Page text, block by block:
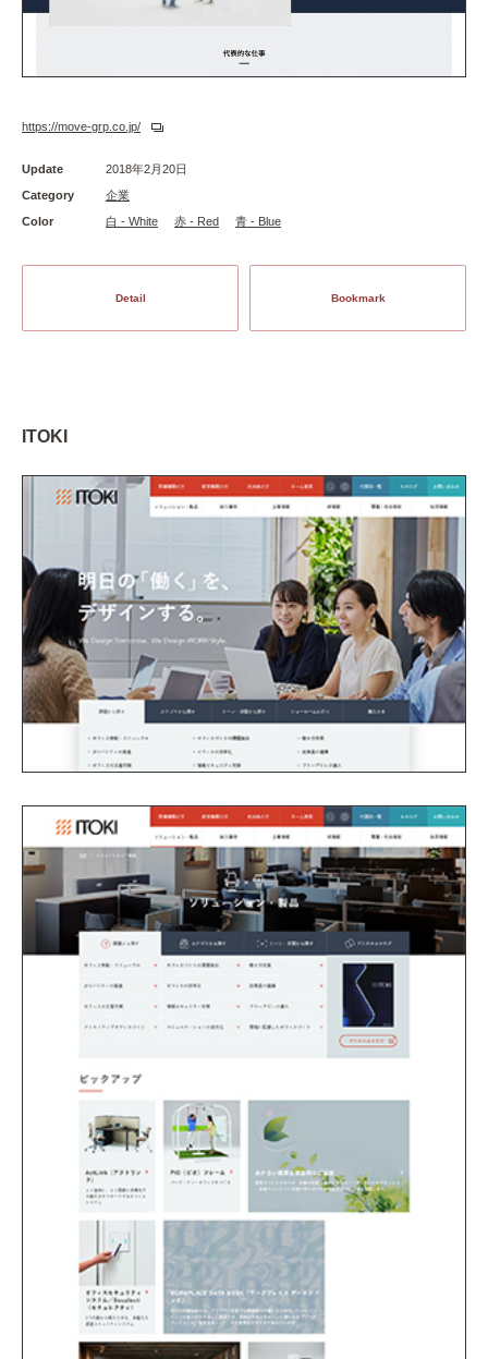
https://move-grp.co.jp/
Update
2018年2月20日
Category
企業
Color
白 - White 赤 - Red 青 - Blue
Detail Bookmark
ITOKI